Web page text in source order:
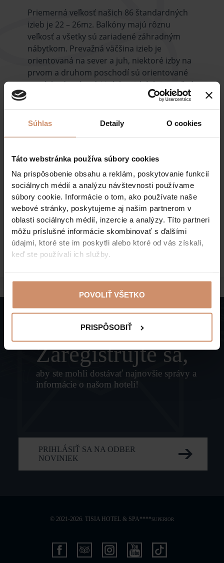
Súhlas Detaily O cookies
Táto webstránka používa súbory cookies
Na prispôsobenie obsahu a reklám, poskytovanie funkcií
sociálnych médií a analýzu návštevnosti používame
súbory cookie. Informácie o tom, ako používate naše
webové stránky, poskytujeme aj našim partnerom v
oblasti sociálnych médií, inzercie a analýzy. Títo partneri
môžu príslušné informácie skombinovať s ďalšími
údajmi, ktoré ste im poskytli alebo ktoré od vás získali,
keď ste používali ich služby.
POVOLIŤ VŠETKO
PRISPÔSOBIŤ
Priemerná veľkosť našich 86 štandardných
izieb je 22 – 26m2. Balkóny majú rôznu
veľkosť a všetky sú zariadené záhradným
nábytkom. Prevažná väčšina izieb je
orientovaná na sever a juh, niektoré izby na
prvom a druhom poschodí sú orientované
na východ a západ. V týchto izbách je možné
umiestniť 1 detskú postieľku. 3 x 2 izby tejto
kategórie je možné spojiť v severnom krídle
na 4. poschodí.
14 našich štandardných izieb si môžete
Rozmery postele (vrátane prísteliek): šírka:
90 cm, dĺžka: 200 cm, hrúbka: 26 cm
CENOVÁ KALKULÁCIA /
REZERVÁCIA
ŽIADOSŤ O CENOVÚ PONUKU
Zaregistrujte sa,
aby ste mohli dostávať najnovšie správy a
informácie o našom hoteli!
PRIHLÁSIŤ SA NA ODBER
NOVINIEK
© 2021-2026. TISIA HOTEL & SPA**** SUPERIOR